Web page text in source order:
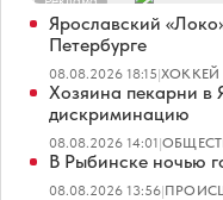
Ярославский
Петербурге
08.08.2026 18:15|ХОККЕЙ
Хозяина пекарни в
дискриминацию
08.08.2026 14:01|
В Рыбинске ночью
08.08.2026 13:56|